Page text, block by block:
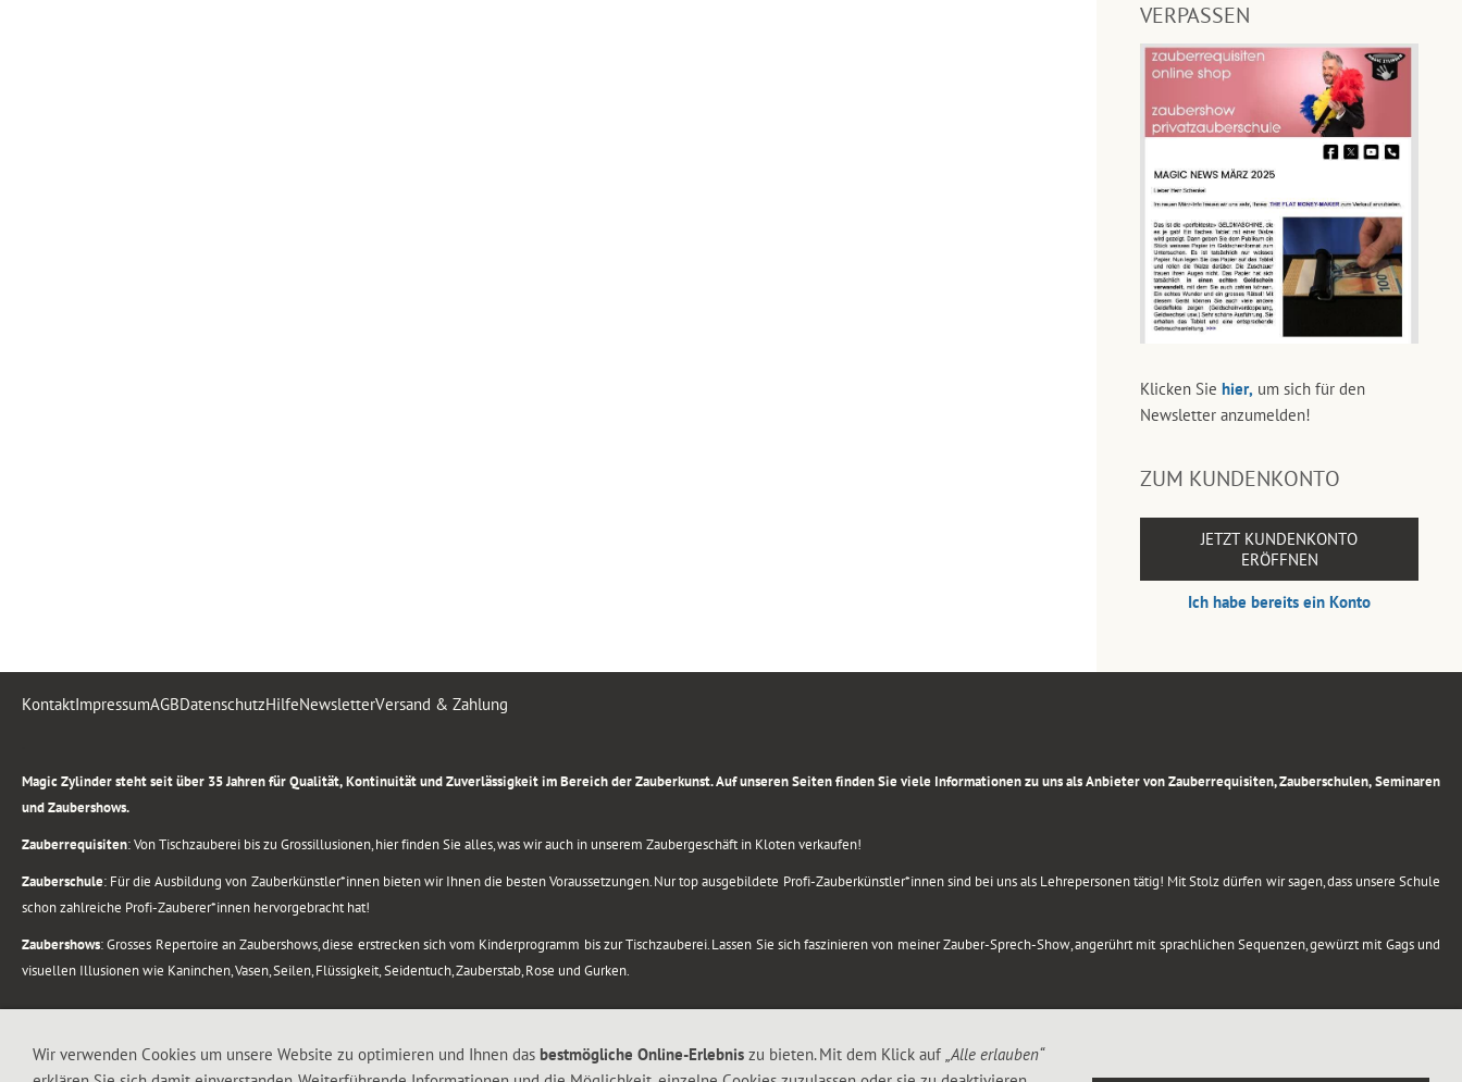
VERPASSEN
Klicken Sie hier, um sich für den
Newsletter anzumelden!
ZUM KUNDENKONTO
JETZT KUNDENKONTO
ERÖFFNEN
Ich habe bereits ein Konto
KontaktImpressumAGBDatenschutzHilfeNewsletterVersand & Zahlung
Magic Zylinder steht seit über 35 Jahren für Qualität, Kontinuität und Zuverlässigkeit im Bereich der Zauberkunst. Auf unseren Seiten finden Sie viele Informationen zu uns als Anbieter von Zauberrequisiten, Zauberschulen, Seminaren
und Zaubershows.
Zauberrequisiten: Von Tischzauberei bis zu Grossillusionen, hier finden Sie alles, was wir auch in unserem Zaubergeschäft in Kloten verkaufen!
Zauberschule: Für die Ausbildung von Zauberkünstler*innen bieten wir Ihnen die besten Voraussetzungen. Nur top ausgebildete Profi-Zauberkünstler*innen sind bei uns als Lehrepersonen tätig! Mit Stolz dürfen wir sagen, dass unsere Schule
schon zahlreiche Profi-Zauberer*innen hervorgebracht hat!
Zaubershows: Grosses Repertoire an Zaubershows, diese erstrecken sich vom Kinderprogramm bis zur Tischzauberei. Lassen Sie sich faszinieren von meiner Zauber-Sprech-Show, angerührt mit sprachlichen Sequenzen, gewürzt mit Gags und
visuellen Illusionen wie Kaninchen, Vasen, Seilen, Flüssigkeit, Seidentuch, Zauberstab, Rose und Gurken.
.
Alle Rechte vorbehalten. © 1988-2026 Magic Zylinder
Wir verwenden Cookies um unsere Website zu optimieren und Ihnen das bestmögliche Online-Erlebnis zu bieten. Mit dem Klick auf „Alle erlauben“